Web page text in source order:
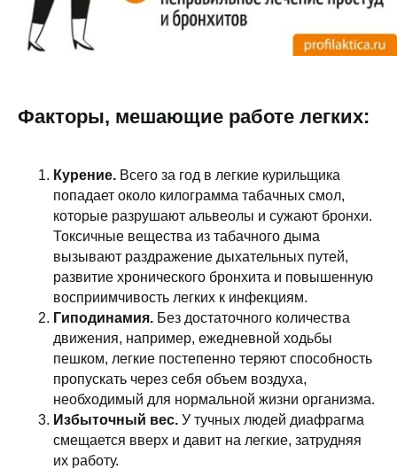
Факторы, мешающие работе легких:
Курение. Всего за год в легкие курильщика
попадает около килограмма табачных смол,
которые разрушают альвеолы и сужают бронхи.
Токсичные вещества из табачного дыма
вызывают раздражение дыхательных путей,
развитие хронического бронхита и повышенную
восприимчивость легких к инфекциям.
Гиподинамия. Без достаточного количества
движения, например, ежедневной ходьбы
пешком, легкие постепенно теряют способность
пропускать через себя объем воздуха,
необходимый для нормальной жизни организма.
Избыточный вес. У тучных людей диафрагма
смещается вверх и давит на легкие, затрудняя
их работу.